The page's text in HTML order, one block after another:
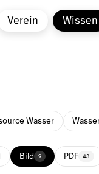
Verein Wissen
Wasser
Bild 9 PDF 43